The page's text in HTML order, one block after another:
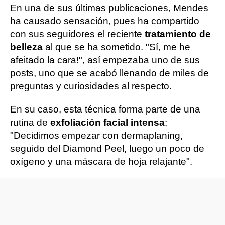
En una de sus últimas publicaciones, Mendes
ha causado sensación, pues ha compartido
con sus seguidores el reciente tratamiento de
belleza al que se ha sometido. "Sí, me he
afeitado la cara!", así empezaba uno de sus
posts, uno que se acabó llenando de miles de
preguntas y curiosidades al respecto.
En su caso, esta técnica forma parte de una
rutina de exfoliación facial intensa:
"Decidimos empezar con dermaplaning,
seguido del Diamond Peel, luego un poco de
oxígeno y una máscara de hoja relajante".